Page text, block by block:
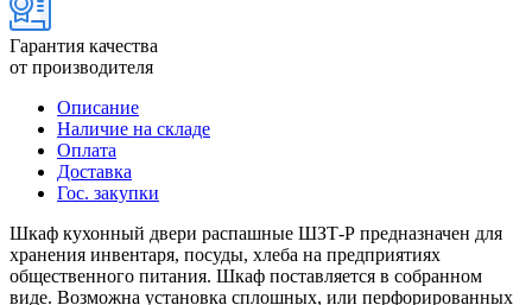
Гарантия качества
от производителя
Описание
Наличие на складе
Оплата
Доставка
Гос. закупки
Шкаф кухонный двери распашные ШЗТ-Р предназначен для
хранения инвентаря, посуды, хлеба на предприятиях
общественного питания. Шкаф поставляется в собранном
виде. Возможна установка сплошных, или перфорированных